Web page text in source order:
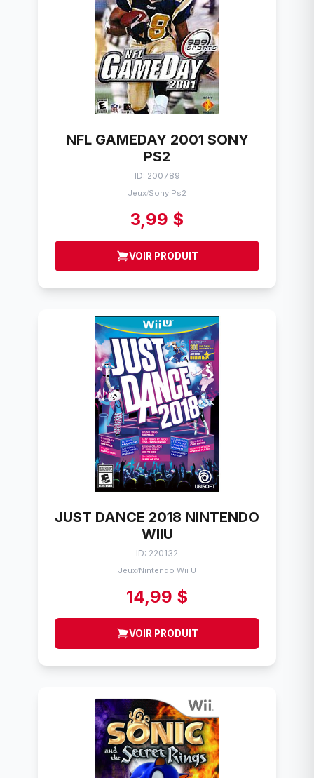
NFL GAMEDAY 2001 SONY
PS2
ID: 200789
Jeux/Sony Ps2
3,99 $
VOIR PRODUIT
JUST DANCE 2018 NINTENDO
WIIU
ID: 220132
Jeux/Nintendo Wii U
14,99 $
VOIR PRODUIT